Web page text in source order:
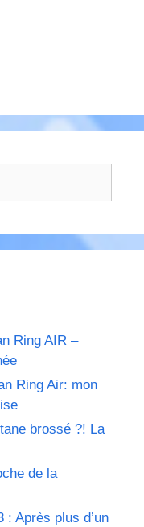
Ring AIR –
Ring Air: mon
brossé ?! La
de la
: Après plus d’un